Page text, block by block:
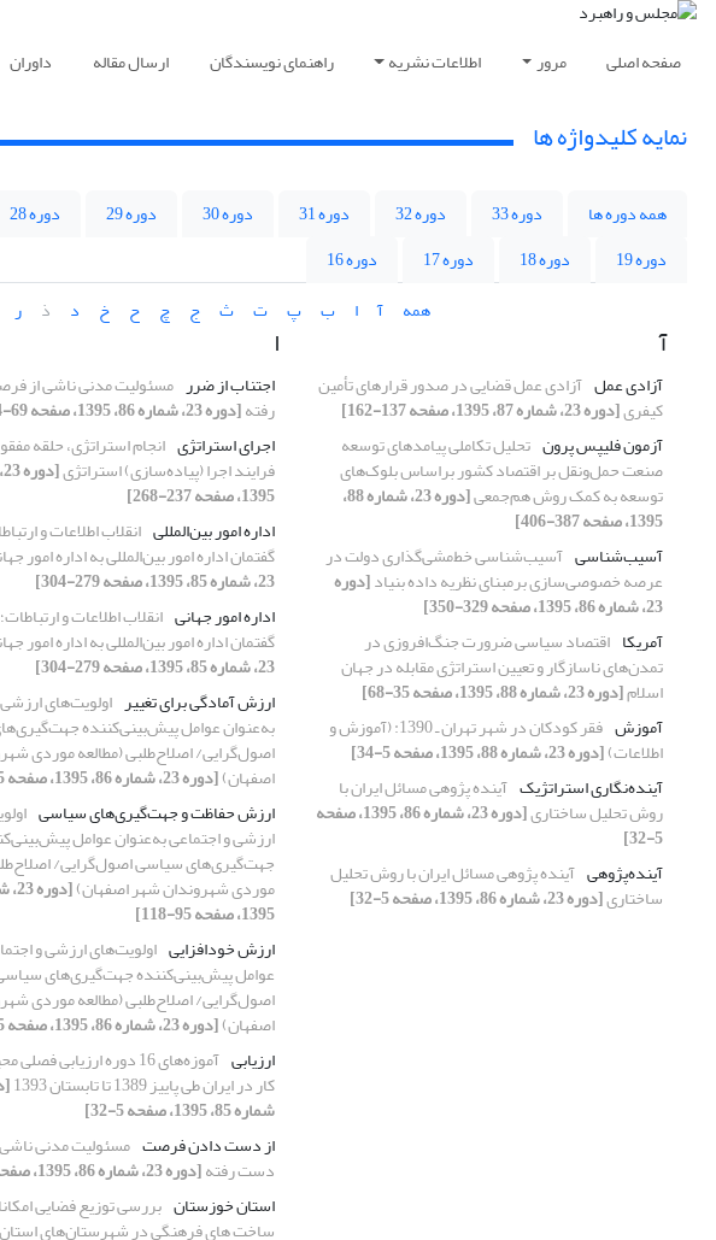
صفحه اصلی مرور اطلاعات نشریه راهنمای نویسندگان ارسال مقاله داوران
نمایه کلیدواژه ها
همه دوره ها دوره 33 دوره 32 دوره 31 دوره 30 دوره 29 دوره 28
دوره 19
دوره 18 دوره 17
دوره 16
همه
آ ا ب پ ت ث ج چ ح خ د ذ ر
آ
آزادی عمل آزادی عمل قضایی در صدور قرارهای تأمین
کیفری[دوره 23، شماره 87، 1395، صفحه 137-162]
آزمون فلیپس پرون تحلیل تکاملی پیامدهای توسعه
صنعت حمل‌ونقل بر اقتصاد کشور بر‌اساس بلوک‌های
توسعه به کمک روش هم‌جمعی [دوره 23، شماره 88،
1395، صفحه 387-406]
آسیب‌شناسی آسیب‌شناسی خط‌مشی‌گذاری دولت در
عرصه خصوصی‌سازی برمبنای نظریه داده بنیاد[دوره
23، شماره 86، 1395، صفحه 329-350]
آمریکا اقتصاد سیاسی ضرورت جنگ‌افروزی در
تمدن‌های ناسازگار و تعیین استراتژی مقابله در جهان
اسلام[دوره 23، شماره 88، 1395، صفحه 35-68]
آموزش
فقر کودکان در شهر تهران ـ 1390: (آموزش و
اطلاعات)[دوره 23، شماره 88، 1395، صفحه 5-34]
آینده‌نگاری استراتژیک آینده‌ پژوهی مسائل ایران با
روش تحلیل ساختاری [دوره 23، شماره 86، 1395، صفحه
5-32]
آینده‌‏پژوهی آینده‌ پژوهی مسائل ایران با روش تحلیل
ساختاری[دوره 23، شماره 86، 1395، صفحه 5-32]
ا
اجتناب از ضرر مسئولیت مدنی ناشی از
رفته[دوره 23، شماره 86، 1395، صفحه 69-94]
اجرای استراتژی انجام استراتژی، حلقه
فرایند اجرا (پیاده‌سازی) استراتژی
1395، صفحه 237-268]
اداره امور بین‌المللی انقلاب اطلاعات و
گفتمان اداره امور بین‌المللی به اداره امور
23، شماره 85، 1395، صفحه 279-304]
اداره امور جهانی انقلاب اطلاعات و
گفتمان اداره امور بین‌المللی به اداره امور
23، شماره 85، 1395، صفحه 279-304]
ارزش آمادگی برای تغییر اولویت‌های
به‌عنوان عوامل پیش‌بینی‌کننده
اصول‌گرایی/ اصلاح‌طلبی (مطالعه موردی
اصفهان)[دوره 23، شماره 86، 1395، صفحه 95-118]
ارزش حفاظت و جهت‌گیری‌های سیاسی
ارزشی و اجتماعی به‌عنوان عوامل
جهت‌گیری‌های سیاسی اصول‌گرایی/
موردی شهروندان شهر اصفهان)
1395، صفحه 95-118]
ارزش خودافزایی اولویت‌های ارزشی و
عوامل پیش‌بینی‌کننده جهت‌گیری‌های
اصول‌گرایی/ اصلاح‌طلبی (مطالعه موردی
اصفهان)[دوره 23، شماره 86، 1395، صفحه 95-118]
ارزیابی
آموزه‌های 16 دوره ارزیابی
کار در ایران طی پاییز 1389 تا تابستان 1393
شماره 85، 1395، صفحه 5-32]
از دست دادن فرصت مسئولیت مدنی
دست رفته[دوره 23، شماره 86، 1395، صفحه 69-94]
استان خوزستان بررسی توزیع فضایی
ساخت های فرهنگی در شهرستان‌های